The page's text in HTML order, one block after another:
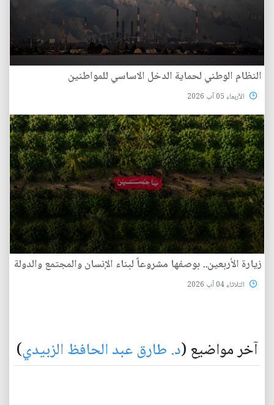
النظام الوطني لحماية الدخل الاساسي للمواطنين
الأربعاء 05 آب 2026
زيارة الأربعين.. بوصفها مشروعاً لبناء الإنسان والمجتمع والدولة
الثلاثاء 04 آب 2026
آخر مواضيع (د. طارق عبد الحافظ الزبيدي)